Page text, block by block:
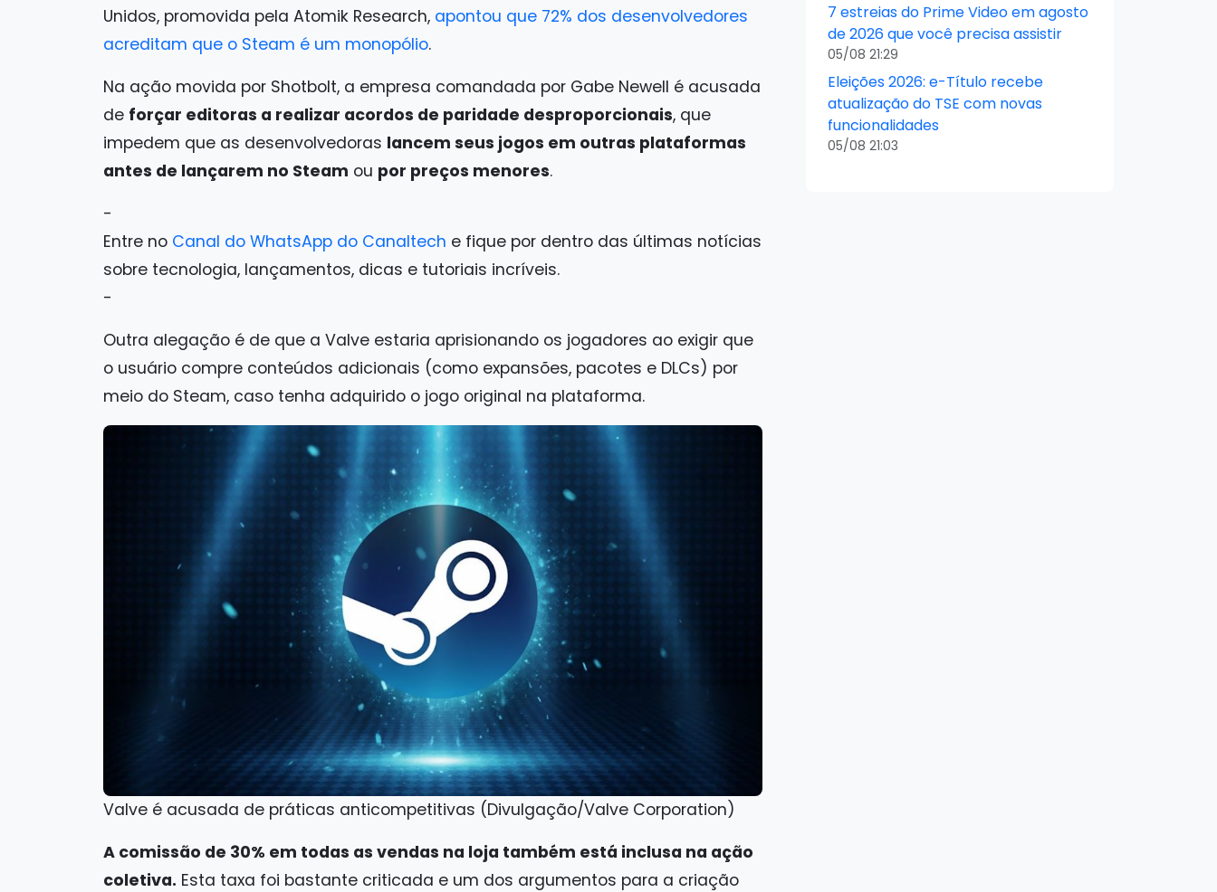
Unidos, promovida pela Atomik Research, apontou que 72% dos desenvolvedores
acreditam que o Steam é um monopólio.
Na ação movida por Shotbolt, a empresa comandada por Gabe Newell é acusada
de forçar editoras a realizar acordos de paridade desproporcionais, que
impedem que as desenvolvedoras lancem seus jogos em outras plataformas
antes de lançarem no Steam ou por preços menores.
-
Entre no Canal do WhatsApp do Canaltech e fique por dentro das últimas notícias
sobre tecnologia, lançamentos, dicas e tutoriais incríveis.
-
Outra alegação é de que a Valve estaria aprisionando os jogadores ao exigir que
o usuário compre conteúdos adicionais (como expansões, pacotes e DLCs) por
meio do Steam, caso tenha adquirido o jogo original na plataforma.
Valve é acusada de práticas anticompetitivas (Divulgação/Valve Corporation)
A comissão de 30% em todas as vendas na loja também está inclusa na ação
coletiva. Esta taxa foi bastante criticada e um dos argumentos para a criação
7 estreias do Prime Video em agosto
de 2026 que você precisa assistir
05/08 21:29
Eleições 2026: e-Título recebe
atualização do TSE com novas
funcionalidades
05/08 21:03